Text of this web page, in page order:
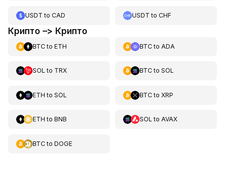
USDT to CAD USDT toCHF
Крипто –> Крипто
BTCto ETH BTCto ADA
SOL to TRX BTCto SOL
ETH to SOL BTCto XRP
ETH to BNB SOL to AVAX
BTCto DOGE